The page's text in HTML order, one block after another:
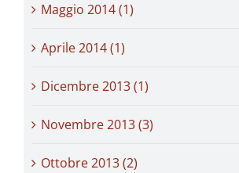
Maggio 2014 (1)
Aprile 2014 (1)
Dicembre 2013 (1)
Novembre 2013 (3)
Ottobre 2013 (2)